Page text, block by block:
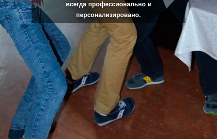
всегда профессионально и
персонализировано.